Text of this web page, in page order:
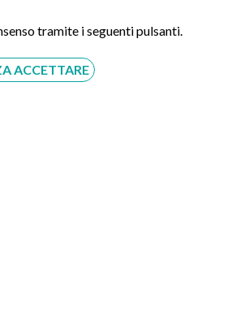
tramite i seguenti pulsanti.
ACCETTARE
di Torino – Marconi